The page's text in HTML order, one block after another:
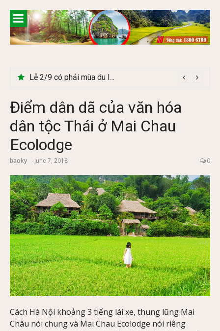
content
Cây Ráy khổng lồ tại vườn Quốc gia Cúc Phương
Điểm dân dã của văn hóa
dân tộc Thái ở Mai Chau
Ecolodge
baoky June 7, 2018 0
Cách Hà Nội khoảng 3 tiếng lái xe, thung lũng Mai
Châu nói chung và Mai Chau Ecolodge nói riêng